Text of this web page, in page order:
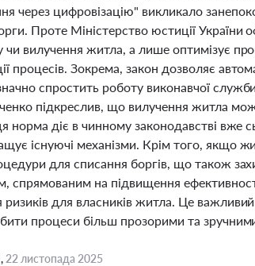
через цифровізацію" викликало
Проте Міністерство юстиції
чи вилучення житла, а лише оптимізує
процесів. Зокрема, закон дозволяє
спростить роботу виконавчої
підкреслив, що вилучення житла
норма діє в чинному законодавстві
існуючі механізми. Крім того, якщо
для списання боргів, що також
спрямованим на підвищення
ризиків для власників житла. Це
процеси більш прозорими та
22 листопада 2025